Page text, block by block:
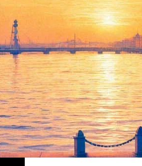
плоды. В сиквеле
акцентом, то есть вполне может